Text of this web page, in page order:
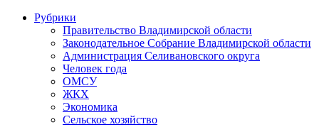
Рубрики
Правительство Владимирской области
Законодательное Собрание Владимирской области
Администрация Селивановского округа
Человек года
ОМСУ
ЖКХ
Экономика
Сельское хозяйство